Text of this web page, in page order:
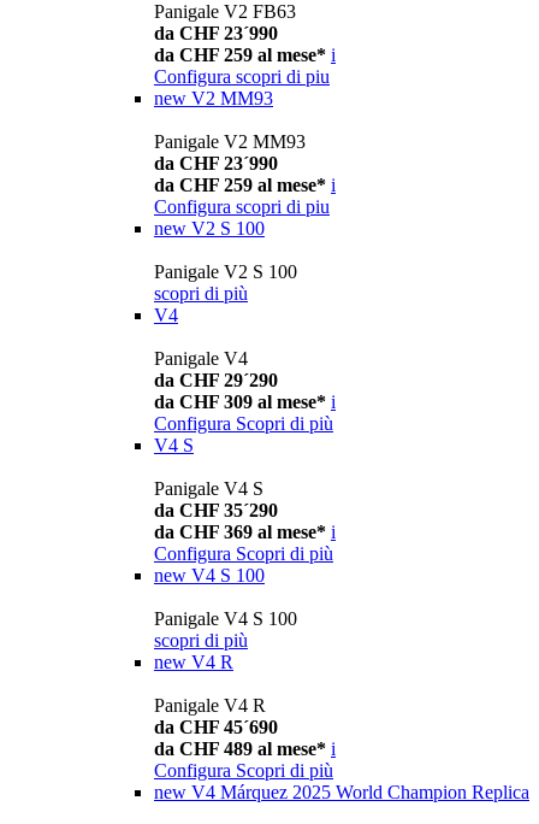
Panigale V2 FB63
da CHF 23´990
da CHF 259 al mese* i
Configura scopri di piu
new V2 MM93
Panigale V2 MM93
da CHF 23´990
da CHF 259 al mese* i
Configura scopri di piu
new V2 S 100
Panigale V2 S 100
scopri di più
V4
Panigale V4
da CHF 29´290
da CHF 309 al mese* i
Configura Scopri di più
V4 S
Panigale V4 S
da CHF 35´290
da CHF 369 al mese* i
Configura Scopri di più
new V4 S 100
Panigale V4 S 100
scopri di più
new V4 R
Panigale V4 R
da CHF 45´690
da CHF 489 al mese* i
Configura Scopri di più
new V4 Márquez 2025 World Champion Replica